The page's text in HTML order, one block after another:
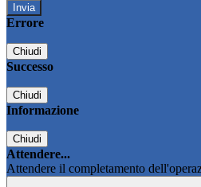
Errore
Chiudi
Successo
Chiudi
Informazione
Chiudi
Attendere...
Attendere il completamento